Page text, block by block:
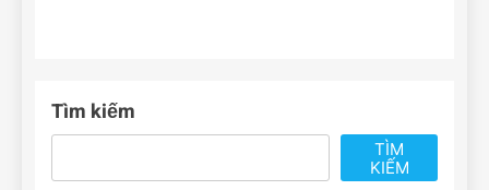
Tìm kiếm
TÌM
KIẾM